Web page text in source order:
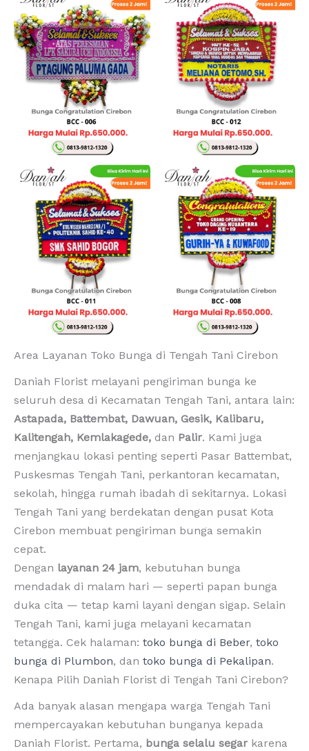
Area Layanan Toko Bunga di Tengah Tani Cirebon
Daniah Florist melayani pengiriman bunga ke
seluruh desa di Kecamatan Tengah Tani, antara lain:
Astapada, Battembat, Dawuan, Gesik, Kalibaru,
Kalitengah, Kemlakagede, dan Palir. Kami juga
menjangkau lokasi penting seperti Pasar Battembat,
Puskesmas Tengah Tani, perkantoran kecamatan,
sekolah, hingga rumah ibadah di sekitarnya. Lokasi
Tengah Tani yang berdekatan dengan pusat Kota
Cirebon membuat pengiriman bunga semakin
cepat.
Dengan layanan 24 jam, kebutuhan bunga
mendadak di malam hari — seperti papan bunga
duka cita — tetap kami layani dengan sigap. Selain
Tengah Tani, kami juga melayani kecamatan
tetangga. Cek halaman: toko bunga di Beber, toko
bunga di Plumbon, dan toko bunga di Pekalipan.
Kenapa Pilih Daniah Florist di Tengah Tani Cirebon?
Ada banyak alasan mengapa warga Tengah Tani
mempercayakan kebutuhan bunganya kepada
Daniah Florist. Pertama, bunga selalu segar karena